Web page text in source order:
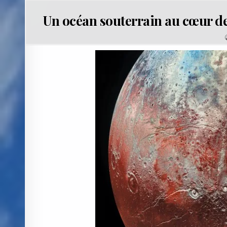
Un océan souterrain au cœur